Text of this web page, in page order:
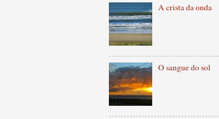
A crista da onda
O sangue do sol